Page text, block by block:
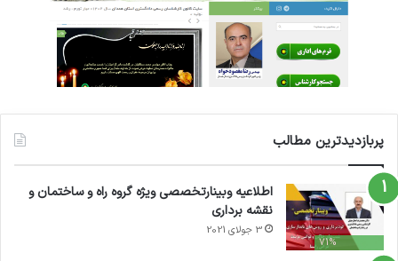
پربازدیدترین مطالب
71%
اطلاعیه وبینارتخصصی ویژه گروه راه و ساختمان و
نقشه برداری
3 جولای 2021